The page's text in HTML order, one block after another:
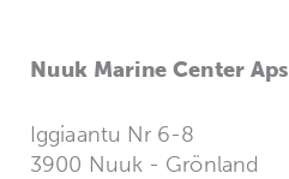
Nuuk Marine Center Aps
Iggiaantu Nr 6-8
3900 Nuuk - Grönland